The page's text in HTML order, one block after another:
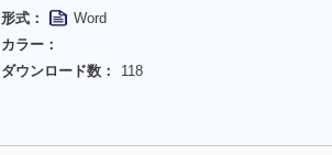
形式：
Word
カラー：
ダウンロード数：
118